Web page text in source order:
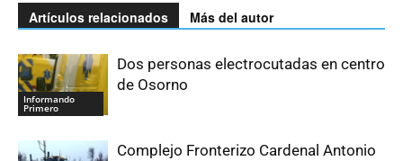
Artículos relacionados Más del autor
Informando
Primero
Dos personas electrocutadas en centro
de Osorno
Complejo Fronterizo Cardenal Antonio